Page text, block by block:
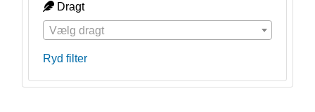
Dragt
Vælg dragt
Ryd filter